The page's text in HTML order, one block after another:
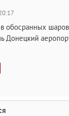
обосранных
Донецкий